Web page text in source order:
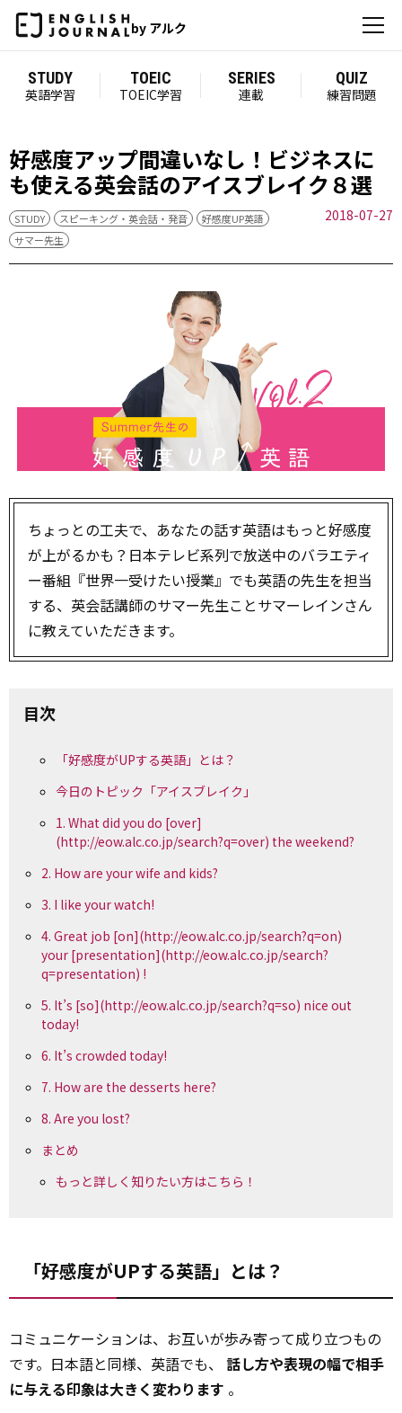
by アルク
STUDY
英語学習
TOEIC
TOEIC学習
SERIES
連載
QUIZ
練習問題
好感度アップ間違いなし！ビジネスに
も使える英会話のアイスブレイク８選
STUDY スピーキング・英会話・発音
好感度UP英語
サマー先生
2018-07-27
ちょっとの工夫で、あなたの話す英語はもっと好感度
が上がるかも？日本テレビ系列で放送中のバラエティ
ー番組『世界一受けたい授業』でも英語の先生を担当
する、英会話講師のサマー先生ことサマーレインさん
に教えていただきます。
目次
「好感度がUPする英語」とは？
今日のトピック「アイスブレイク」
1. What did you do [over]
(http://eow.alc.co.jp/search?q=over) the weekend?
2. How are your wife and kids?
3. I like your watch!
4. Great job [on](http://eow.alc.co.jp/search?q=on)
your [presentation](http://eow.alc.co.jp/search?
q=presentation) !
5. It’s [so](http://eow.alc.co.jp/search?q=so) nice out
today!
6. It’s crowded today!
7. How are the desserts here?
8. Are you lost?
まとめ
もっと詳しく知りたい方はこちら！
「好感度がUPする英語」とは？
コミュニケーションは、お互いが歩み寄って成り立つもの
です。日本語と同様、英語でも、 話し方や表現の幅で相手
に与える印象は大きく変わります 。